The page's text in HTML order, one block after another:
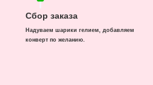
Сбор заказа
Надуваем шарики гелием, добавляем
конверт по желанию.